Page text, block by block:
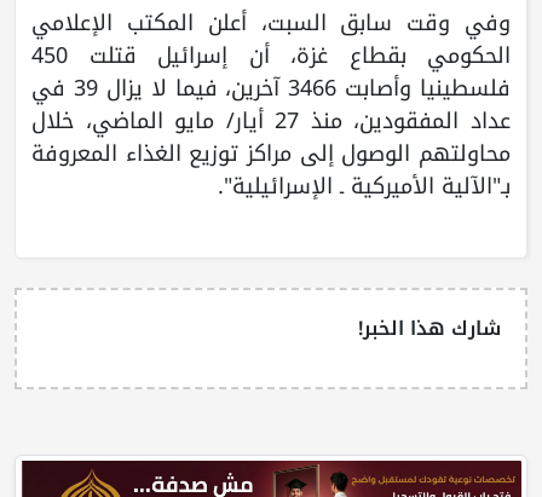
وفي وقت سابق السبت، أعلن المكتب الإعلامي
الحكومي بقطاع غزة، أن إسرائيل قتلت 450
فلسطينيا وأصابت 3466 آخرين، فيما لا يزال 39 في
عداد المفقودين، منذ 27 أيار/ مايو الماضي، خلال
محاولتهم الوصول إلى مراكز توزيع الغذاء المعروفة
بـ"الآلية الأميركية ـ الإسرائيلية".
شارك هذا الخبر!